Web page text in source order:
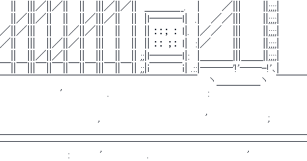
||　 |||／||／||　 ||　 |||／||／||　＿＿＿__.　 |　 　 ／|||　 　 ||;;;;|　　　
||／|||／||　 ||　 ||／|||／||　 ||　|l―――ｌ|　.|　 ／／|||　 　 ||;;;;|　　　
／||／|||　 ||　 ||／||／|||　 ||　 ||　|| ：：； ： ｌ|.　|／／　 |||　 　 ||;;;;|　　　　
／||　 |||　 ||／||／||　 |||　 ||　 ||　|| ：： ；： ｌ|　:|／　 　 |||　 　 ||;;;;|　　　
||　 |||／||／||　 ||　 |||　 ||　 || ;;|l―――ｌ|:　|＿＿＿|||＿＿||;;;;|　　　　　
￣||￣|||￣||￣||￣||￣|||￣||￣|| ;;|i￣￣￣ｉ| .::|―――'!'――-!'､|　　　　　 |
￣￣￣￣￣￣￣￣￣￣￣￣￣￣￣￣￣￣　 ヽ＿＿＿＿ヽ　￣￣
'　　　　　　.　　　　　　　　　　　　　:　　　　　　　　　　　　　
,　　　　　　　　　　　　　　'　　　　　　　　;　　　　　　　
:　　　　'　　　　　　.　　　　　　　　　　　　　'　　　　　　　　　